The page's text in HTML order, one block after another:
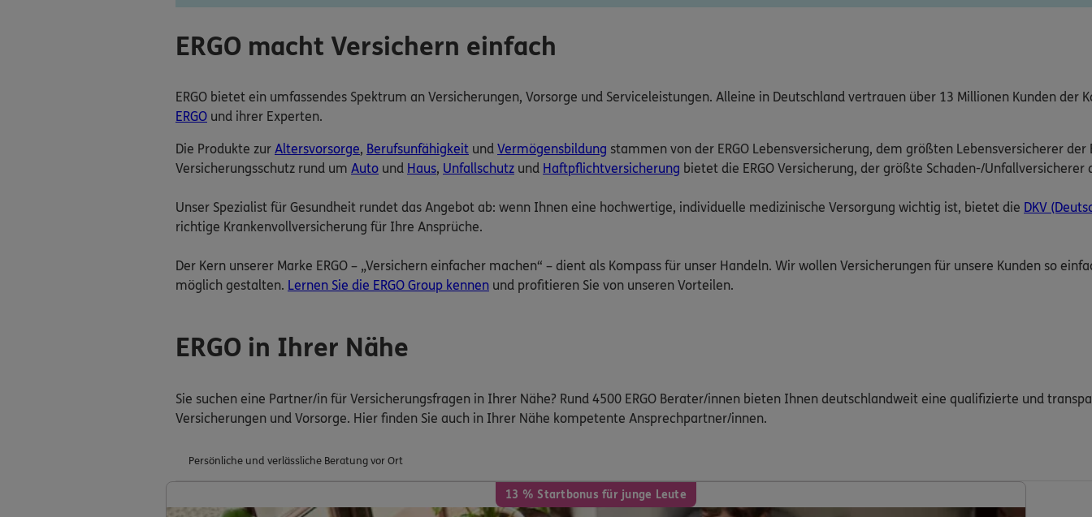
ERGO macht Versichern einfach
ERGO bietet ein umfassendes Spektrum an Versicherungen, Vorsorge und Serviceleistungen. Alleine in Deutschland vertrauen über 13 Millionen Kunden der
ERGO und ihrer Experten.
Die Produkte zur Altersvorsorge, Berufsunfähigkeit und Vermögensbildung stammen von der ERGO Lebensversicherung, dem größten Lebensversicherer der
Versicherungsschutz rund um Auto und Haus, Unfallschutz und Haftpflichtversicherung bietet die ERGO Versicherung, der größte Schaden-/Unfallversicherer
Unser Spezialist für Gesundheit rundet das Angebot ab: wenn Ihnen eine hochwertige, individuelle medizinische Versorgung wichtig ist, bietet die DKV
richtige Krankenvollversicherung für Ihre Ansprüche.
Der Kern unserer Marke ERGO – „Versichern einfacher machen“ – dient als Kompass für unser Handeln. Wir wollen Versicherungen für unsere Kunden so
möglich gestalten. Lernen Sie die ERGO Group kennen und profitieren Sie von unseren Vorteilen.
ERGO in Ihrer Nähe
Sie suchen eine Partner/in für Versicherungsfragen in Ihrer Nähe? Rund 4500 ERGO Berater/innen bieten Ihnen deutschlandweit eine qualifizierte und
Versicherungen und Vorsorge. Hier finden Sie auch in Ihrer Nähe kompetente Ansprechpartner/innen.
Persönliche und verlässliche Beratung vor Ort
13 % Startbonus für junge Leute